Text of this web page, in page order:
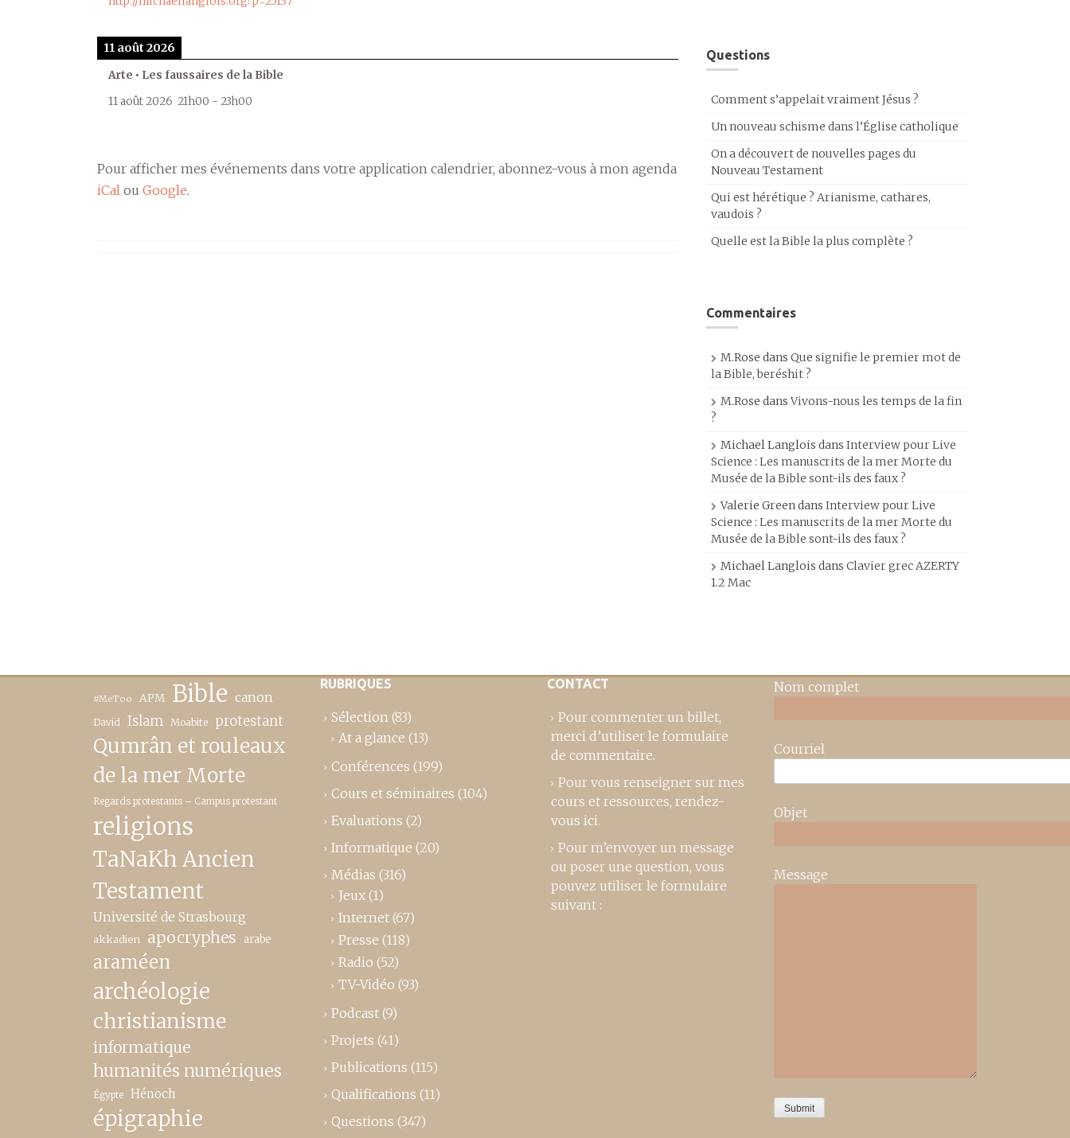
11 août 2026
Arte • Les faussaires de la Bible
11 août 2026 21h00 - 23h00
Pour afficher mes événements dans votre application calendrier, abonnez-vous à mon agenda
iCal ou Google.
Questions
Comment s’appelait vraiment Jésus ?
Un nouveau schisme dans l’Église catholique
On a découvert de nouvelles pages du
Nouveau Testament
Qui est hérétique ? Arianisme, cathares,
vaudois ?
Quelle est la Bible la plus complète ?
Commentaires
M.Rose dans Que signifie le premier mot de
la Bible, beréshit ?
M.Rose dansVivons-nous les temps de la fin
?
Michael Langlois dans Interview pour Live
Science : Les manuscrits de la mer Morte du
Musée de la Bible sont-ils des faux ?
Valerie Greendans Interview pour Live
Science : Les manuscrits de la mer Morte du
Musée de la Bible sont-ils des faux ?
Michael Langlois dans Clavier grec AZERTY
1.2 Mac
#MeToo APM Bible canon
David Islam Moabite protestant
Qumrân et rouleaux
de la mer Morte
Regards protestants – Campus protestant
religions
TaNaKh Ancien
Testament
Université de Strasbourg
akkadien apocryphes arabe
araméen
archéologie
christianisme
informatique
humanités numériques
Égypte Hénoch
épigraphie
RUBRIQUES
Sélection (83)
At a glance (13)
Conférences (199)
Cours et séminaires (104)
Evaluations (2)
Informatique (20)
Médias (316)
Jeux (1)
Internet (67)
Presse (118)
Radio (52)
TV-Vidéo (93)
Podcast (9)
Projets (41)
Publications (115)
Qualifications (11)
Questions (347)
CONTACT
Pour commenter un billet,
merci d’utiliser le formulaire
de commentaire.
Pour vous renseigner sur mes
cours et ressources, rendez-
vous ici.
Pour m’envoyer un message
ou poser une question, vous
pouvez utiliser le formulaire
suivant :
Nom complet
Courriel
Objet
Message